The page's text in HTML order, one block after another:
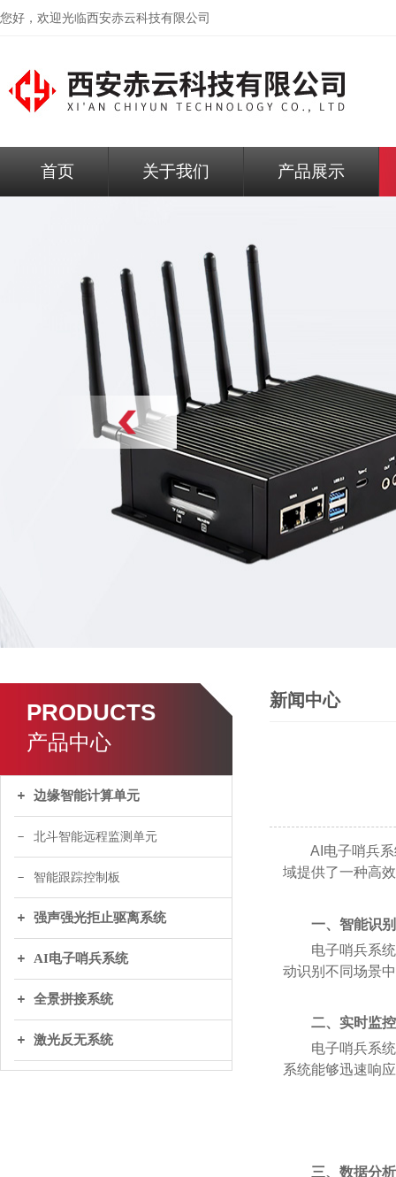
您好，欢迎光临西安赤云科技有限公司
首页 关于我们 产品展示
PRODUCTS
产品中心
边缘智能计算单元
北斗智能远程监测单元
智能跟踪控制板
强声强光拒止驱离系统
AI电子哨兵系统
全景拼接系统
激光反无系统
新闻中心
AI电子哨兵系统
域提供了一种高
一、智能识别
电子哨兵系统
动识别不同场景
二、实时监控
电子哨兵系统
系统能够迅速响
三、数据分析